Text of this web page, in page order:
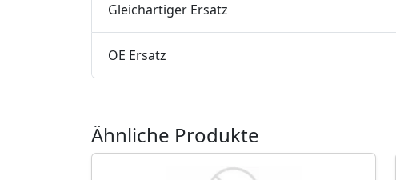
Gleichartiger Ersatz
OE Ersatz
Ähnliche Produkte